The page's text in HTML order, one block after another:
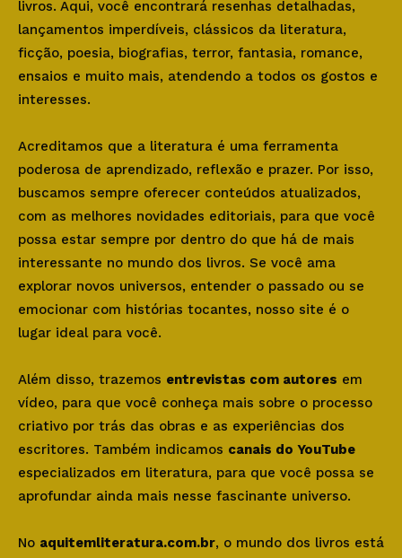
livros. Aqui, você encontrará resenhas detalhadas,
lançamentos imperdíveis, clássicos da literatura,
ficção, poesia, biografias, terror, fantasia, romance,
ensaios e muito mais, atendendo a todos os gostos e
interesses.
Acreditamos que a literatura é uma ferramenta
poderosa de aprendizado, reflexão e prazer. Por isso,
buscamos sempre oferecer conteúdos atualizados,
com as melhores novidades editoriais, para que você
possa estar sempre por dentro do que há de mais
interessante no mundo dos livros. Se você ama
explorar novos universos, entender o passado ou se
emocionar com histórias tocantes, nosso site é o
lugar ideal para você.
Além disso, trazemos entrevistas com autores em
vídeo, para que você conheça mais sobre o processo
criativo por trás das obras e as experiências dos
escritores. Também indicamos canais do YouTube
especializados em literatura, para que você possa se
aprofundar ainda mais nesse fascinante universo.
No aquitemliteratura.com.br, o mundo dos livros está